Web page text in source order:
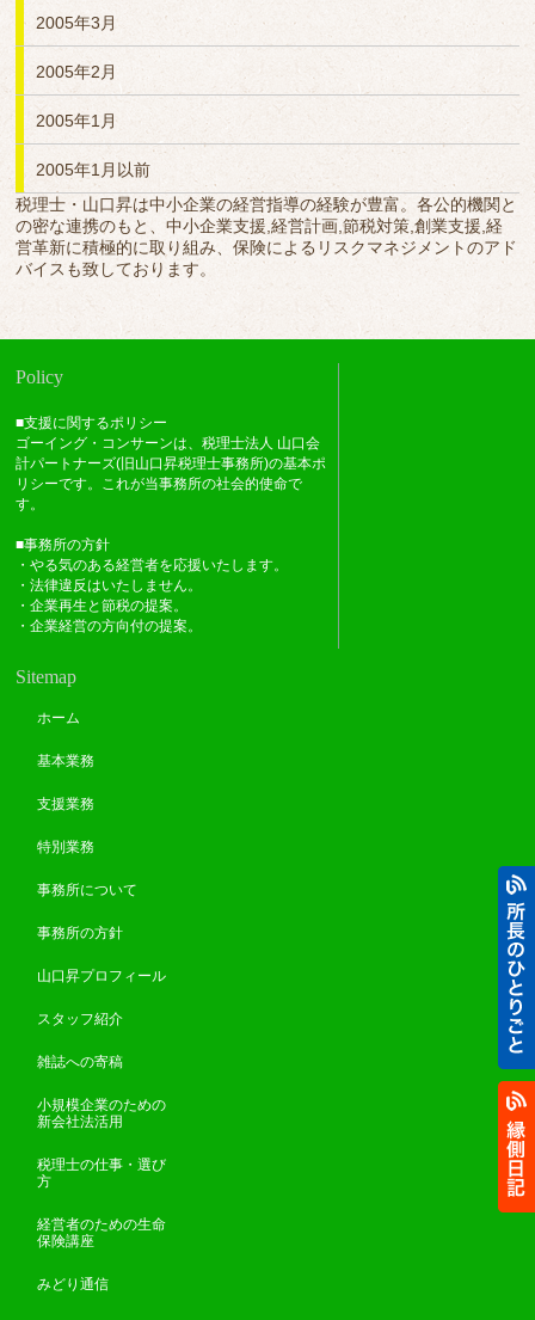
2005年3月
2005年2月
2005年1月
2005年1月以前
税理士・山口昇は中小企業の経営指導の経験が豊富。各公的機関と
の密な連携のもと、中小企業支援,経営計画,節税対策,創業支援,経
営革新に積極的に取り組み、保険によるリスクマネジメントのアド
バイスも致しております。
Policy
■支援に関するポリシー
ゴーイング・コンサーンは、税理士法人 山口会
計パートナーズ(旧山口昇税理士事務所)の基本ポ
リシーです。これが当事務所の社会的使命で
す。
■事務所の方針
・やる気のある経営者を応援いたします。
・法律違反はいたしません。
・企業再生と節税の提案。
・企業経営の方向付の提案。
Sitemap
ホーム
基本業務
支援業務
特別業務
事務所について
事務所の方針
山口昇プロフィール
スタッフ紹介
雑誌への寄稿
小規模企業のための
新会社法活用
税理士の仕事・選び
方
経営者のための生命
保険講座
みどり通信